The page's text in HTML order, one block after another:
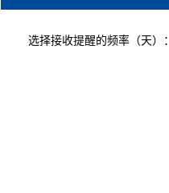
选择接收提醒的频率（天）：